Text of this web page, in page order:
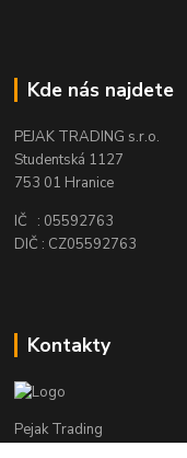
Kde nás najdete
PEJAK TRADING s.r.o.
Studentská 1127
753 01 Hranice
IČ : 05592763
DIČ : CZ05592763
Kontakty
Pejak Trading